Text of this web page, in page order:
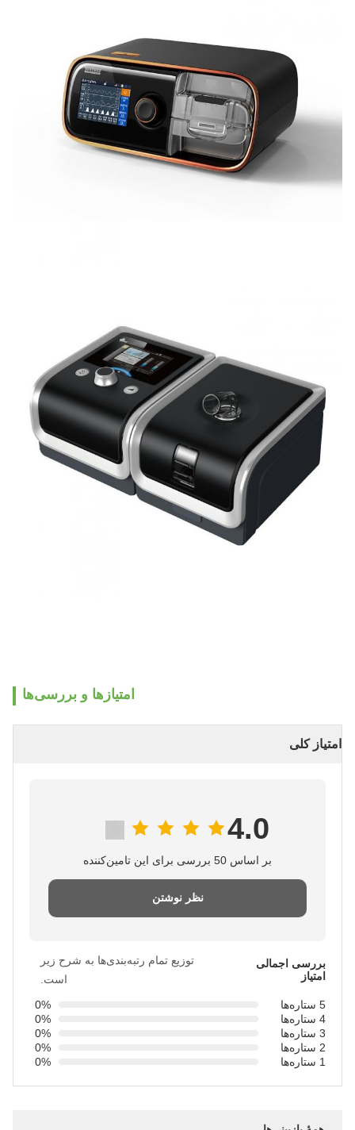
امتیازها و بررسی‌ها
امتیاز کلی
4.0
بر اساس 50 بررسی برای این تامین‌کننده
نظر نوشتن
بررسی اجمالی
امتیاز
توزیع تمام رتبه‌بندی‌ها به شرح زیر
است.
5 ستاره‌ها
0%
4 ستاره‌ها
0%
0%
0%
0%